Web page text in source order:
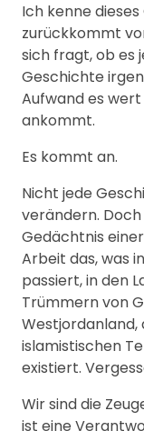
Ich kenne
zurückkommt
sich fragt, ob es
Geschichte
Aufwand es
ankommt.
Es kommt an.
Nicht jede
verändern.
Gedächtnis
Arbeit das, was
passiert, in den
Trümmern von
islamistischen
existiert.
Wir sind die
ist eine